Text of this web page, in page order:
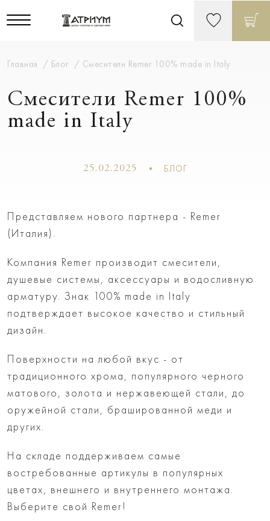
Главная Блог Смесители Remer 100% made in Italy
Смесители Remer 100%
made in Italy
25.02.2025 БЛОГ
Представляем нового партнера - Remer
(Италия).
Компания Remer производит смесители,
душевые системы, аксессуары и водосливную
арматуру. Знак 100% made in Italy
подтверждает высокое качество и стильный
дизайн.
Поверхности на любой вкус - от
традиционного хрома, популярного черного
матового, золота и нержавеющей стали, до
оружейной стали, брашированной меди и
других.
На складе поддерживаем самые
востребованные артикулы в популярных
цветах, внешнего и внутреннего монтажа.
Выберите свой Remer!